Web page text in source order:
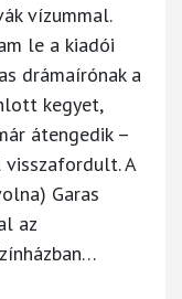
vízummal.
le a kiadói
drámaírónak a
kegyet,
átengedik –
A
Garas
az